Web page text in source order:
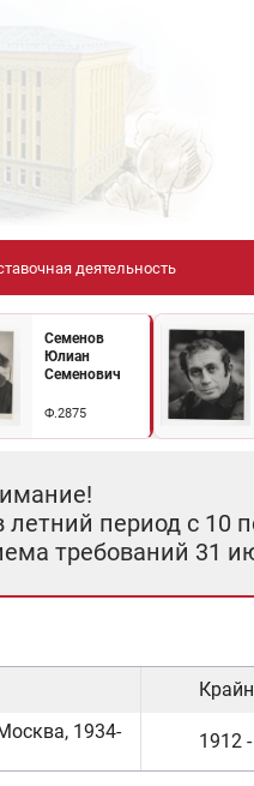
деятельность
Семенов
Юлиан
Семенович
Ф.2875
период с 10
требований 31
1934-
1912